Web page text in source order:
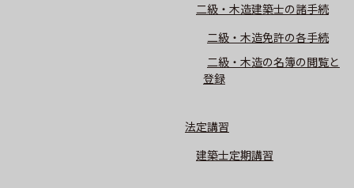
二級・木造建築士の諸手続
二級・木造免許の各手続
二級・木造の名簿の閲覧と
登録
法定講習
建築士定期講習